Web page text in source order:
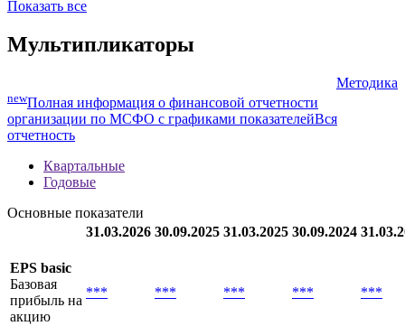
Показать все
Мультипликаторы
Методика
newПолная информация о финансовой отчетности
организации по МСФО с графиками показателейВся
отчетность
Квартальные
Годовые
Основные показатели
31.03.2026 30.09.2025 31.03.2025 30.09.2024
EPS basic
Базовая
прибыль на
акцию
*** *** *** *** ***